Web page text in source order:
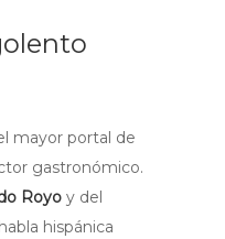
mayor portal de
gastronómico.
Royo y del
hispánica